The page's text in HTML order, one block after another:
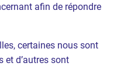
afin de répondre
certaines nous sont
et d’autres sont